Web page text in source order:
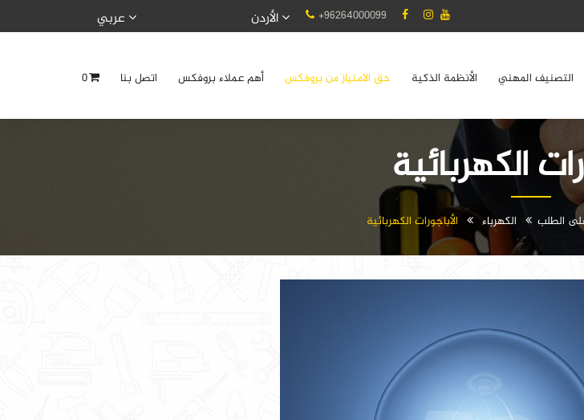
+96264000099
التصنيف المهني الأنظمة الذكية حق الامتياز من بروفكس أهم عملاء بروفكس اتصل بنا 0
الكهربائية
الطلب الكهرباء الأباجورات الكهربائية